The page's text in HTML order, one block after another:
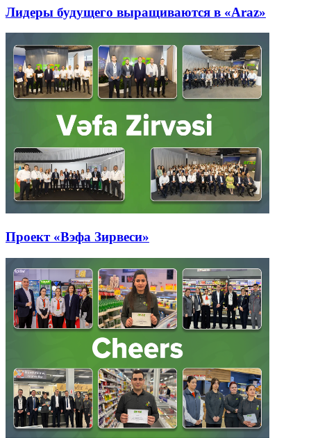
Лидеры будущего выращиваются в «Araz»
Проект «Вэфа Зирвеси»